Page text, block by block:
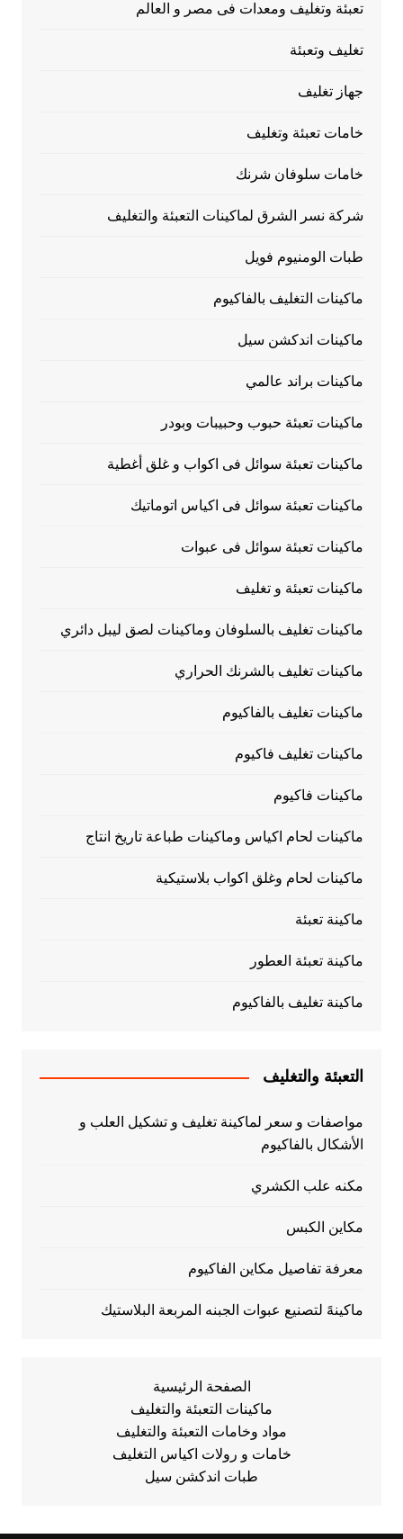
تعبئة وتغليف ومعدات فى مصر و العالم
تغليف وتعبئة
جهاز تغليف
خامات تعبئة وتغليف
خامات سلوفان شرنك
شركة نسر الشرق لماكينات التعبئة والتغليف
طبات الومنيوم فويل
ماكينات التغليف بالفاكيوم
ماكينات اندكشن سيل
ماكينات براند عالمي
ماكينات تعبئة حبوب وحبيبات وبودر
ماكينات تعبئة سوائل فى اكواب و غلق أغطية
ماكينات تعبئة سوائل فى اكياس اتوماتيك
ماكينات تعبئة سوائل فى عبوات
ماكينات تعبئة و تغليف
ماكينات تغليف بالسلوفان وماكينات لصق ليبل دائري
ماكينات تغليف بالشرنك الحراري
ماكينات تغليف بالفاكيوم
ماكينات تغليف فاكيوم
ماكينات فاكيوم
ماكينات لحام اكياس وماكينات طباعة تاريخ انتاج
ماكينات لحام وغلق اكواب بلاستيكية
ماكينة تعبئة
ماكينة تعبئة العطور
ماكينة تغليف بالفاكيوم
التعبئة والتغليف
مواصفات و سعر لماكينة تغليف و تشكيل العلب و
الأشكال بالفاكيوم
مكنه علب الكشري
مكاين الكبس
معرفة تفاصيل مكاين الفاكيوم
ماكينهً لتصنيع عبوات الجبنه المربعة البلاستيك
الصفحة الرئيسية
ماكينات التعبئة والتغليف
مواد وخامات التعبئة والتغليف
خامات و رولات اكياس التغليف
طبات اندكشن سيل